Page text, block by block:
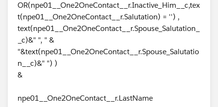
OR(npe01__One2OneContact__r.Inactive_Him__c,tex
t(npe01__One2OneContact__r.Salutation) = '') ,
text(npe01__One2OneContact__r.Spouse_Salutation_
_c)&" ", " &
"&text(npe01__One2OneContact__r.Spouse_Salutatio
n__c)&" ") )
&
npe01__One2OneContact__r.LastName